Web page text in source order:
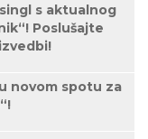
s aktualnog
Poslušajte
novom spotu za